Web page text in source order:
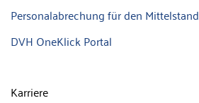
Personalabrechung für den Mittelstand
DVH OneKlick Portal
Karriere